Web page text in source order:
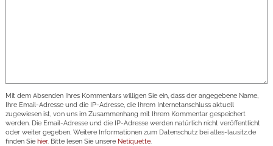
Mit dem Absenden Ihres Kommentars willigen Sie ein, dass der angegebene Name,
Ihre Email-Adresse und die IP-Adresse, die Ihrem Internetanschluss aktuell
zugewiesen ist, von uns im Zusammenhang mit Ihrem Kommentar gespeichert
werden. Die Email-Adresse und die IP-Adresse werden natürlich nicht veröffentlicht
oder weiter gegeben. Weitere Informationen zum Datenschutz bei alles-lausitz.de
finden Sie hier. Bitte lesen Sie unsere Netiquette.